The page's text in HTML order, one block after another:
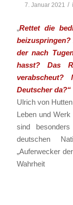
7. Januar 2021 /
„Rettet die
der nach
hasst? Das
Deutscher da?“
Ulrich von
Leben und
sind
deutschen
„Auferwecker
Wahrheit